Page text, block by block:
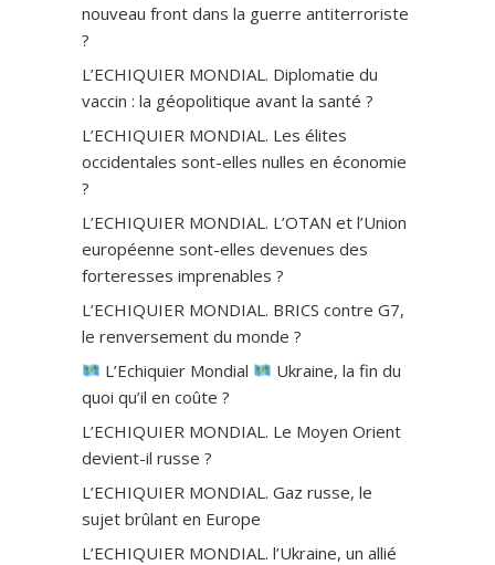
nouveau front dans la guerre antiterroriste
?
L’ECHIQUIER MONDIAL. Diplomatie du
vaccin : la géopolitique avant la santé ?
L’ECHIQUIER MONDIAL. Les élites
occidentales sont-elles nulles en économie
?
L’ECHIQUIER MONDIAL. L’OTAN et l’Union
européenne sont-elles devenues des
forteresses imprenables ?
L’ECHIQUIER MONDIAL. BRICS contre G7,
le renversement du monde ?
L’Echiquier Mondial
Ukraine, la fin du
quoi qu’il en coûte ?
L’ECHIQUIER MONDIAL. Le Moyen Orient
devient-il russe ?
L’ECHIQUIER MONDIAL. Gaz russe, le
sujet brûlant en Europe
L’ECHIQUIER MONDIAL. l’Ukraine, un allié